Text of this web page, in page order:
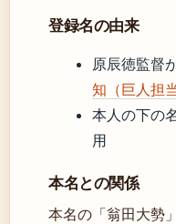
登録名の由来
原辰徳監督
知（巨人担
本人の下の
用
本名との関係
本名の「翁田大勢